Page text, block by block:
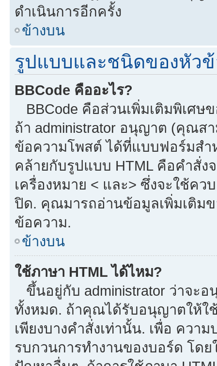
ดำเนินการอีกครั้ง
ข้างบน
รูปแบบและชนิดของหัว
BBCode คืออะไร?
BBCode คือส่วนเพิ่มเติมพิเศษ
ถ้า administrator อนุญาต (คุณส
ข้อความโพสต์ ได้ที่แบบฟอร์มสำ
คล้ายกับรูปแบบ HTML คือคำสั่ง
เครื่องหมาย < และ> ซึ่งจะใช้ค
ปิด. คุณมารถอ่านข้อมูลเพิ่มเติม
ข้อความ.
ข้างบน
ใช้ภาษา HTML ได้ไหม?
ขึ้นอยู่กับ administrator ว่าจะ
ทั้งหมด. ถ้าคุณได้รับอนุญาตให้ใ
เพียงบางคำสั่งเท่านั้น. เพื่อ ควา
รบกวนการทำงานของบอร์ด โด